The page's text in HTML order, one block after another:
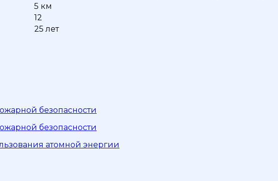
5 км
12
25 лет
безопасности
безопасности
атомной энергии